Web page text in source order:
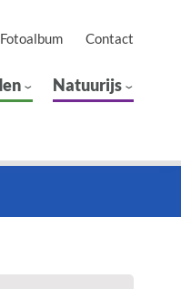
Fotoalbum Contact
Natuurijs